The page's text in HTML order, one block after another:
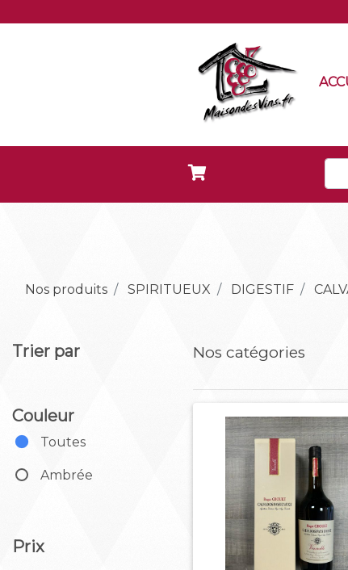
Nos produits SPIRITUEUX DIGESTIF
Trier par
Couleur
Toutes
Ambrée
Prix
Nos catégories